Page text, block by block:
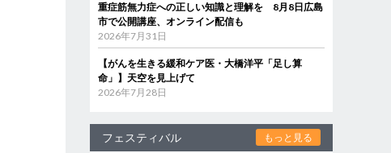
重症筋無力症への正しい知識と理解を 8月8日広島
市で公開講座、オンライン配信も
2026年7月31日
【がんを生きる緩和ケア医・大橋洋平「足し算
命」】天空を見上げて
2026年7月28日
フェスティバル もっと見る